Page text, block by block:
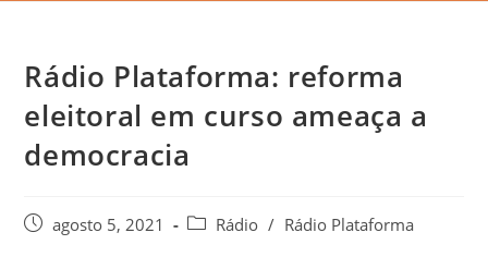
Rádio Plataforma: reforma
eleitoral em curso ameaça a
democracia
agosto 5, 2021 Rádio / Rádio Plataforma